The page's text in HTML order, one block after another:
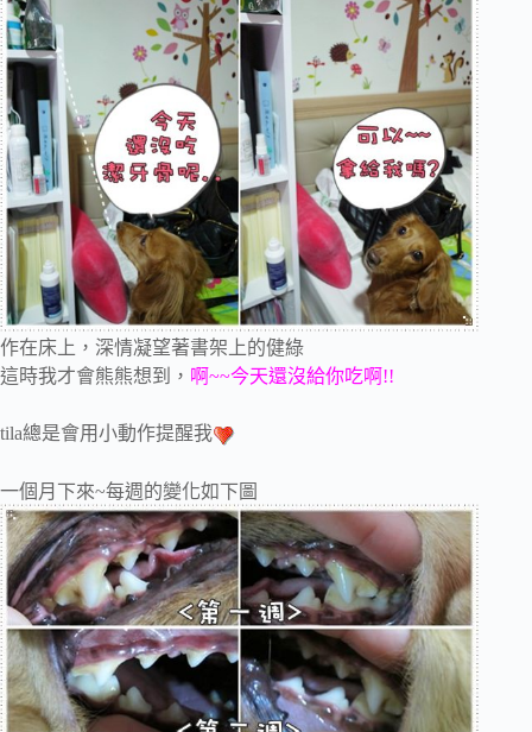
作在床上，深情凝望著書架上的健綠
這時我才會熊熊想到， 啊~~今天還沒給你吃啊!!
tila總是會用小動作提醒我
一個月下來~每週的變化如下圖